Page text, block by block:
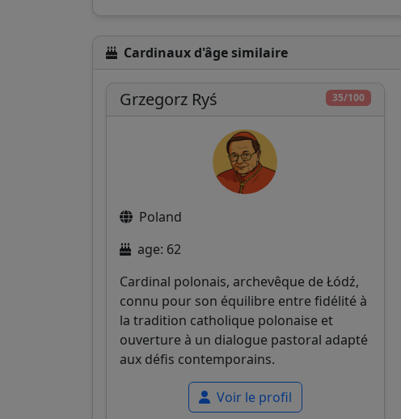
Cardinaux d'âge similaire
35/100
Grzegorz Ryś
Poland
age: 62
Cardinal polonais, archevêque de Łódź,
connu pour son équilibre entre fidélité à
la tradition catholique polonaise et
ouverture à un dialogue pastoral adapté
aux défis contemporains.
Voir le profil